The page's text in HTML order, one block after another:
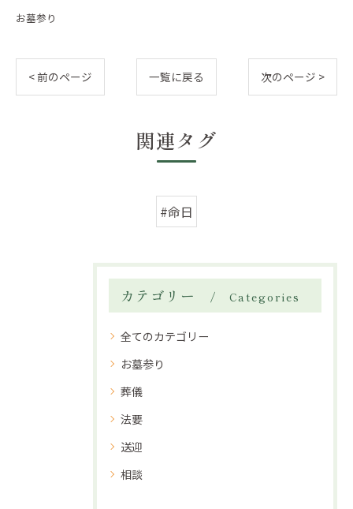
お墓参り
< 前のページ 一覧に戻る 次のページ >
関連タグ
#命日
カテゴリー Categories
全てのカテゴリー
お墓参り
葬儀
法要
送迎
相談